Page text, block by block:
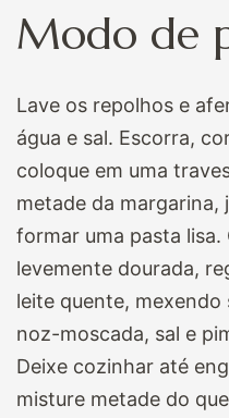
Modo de
Lave os repolhos e
água e sal. Escorra,
coloque em uma
metade da margarina,
formar uma pasta
levemente dourada,
leite quente, mexendo
noz-moscada, sal e
Deixe cozinhar até
misture metade do